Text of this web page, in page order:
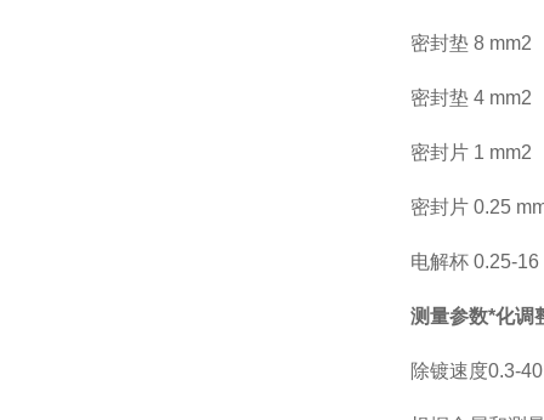
密封垫 8 mm2
密封垫 4 mm2
密封片 1 mm2
密封片 0.25
电解杯 0.25-
测量参数*化调
除镀速度0.3-